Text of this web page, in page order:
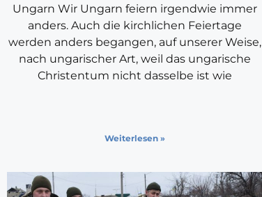
Ungarn Wir Ungarn feiern irgendwie immer
anders. Auch die kirchlichen Feiertage
werden anders begangen, auf unserer Weise,
nach ungarischer Art, weil das ungarische
Christentum nicht dasselbe ist wie
Weiterlesen »